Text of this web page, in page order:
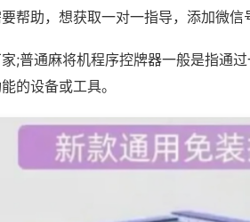
帮助，想获取一对一指导，添加微信
;普通麻将机程序控牌器一般是指通
的设备或工具。